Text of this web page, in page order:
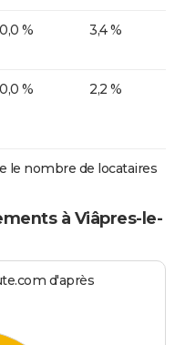
0,0 % 3,4 %
0,0 % 2,2 %
le nombre de locataires
à Viâpres-le-
d'après